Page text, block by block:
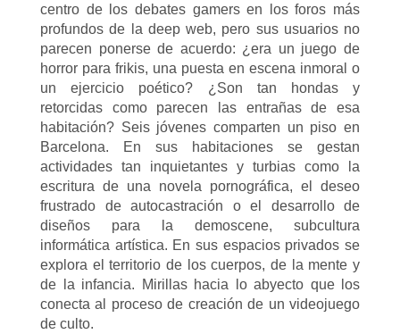
centro de los debates gamers en los foros más
profundos de la deep web, pero sus usuarios no
parecen ponerse de acuerdo: ¿era un juego de
horror para frikis, una puesta en escena inmoral o
un ejercicio poético? ¿Son tan hondas y
retorcidas como parecen las entrañas de esa
habitación? Seis jóvenes comparten un piso en
Barcelona. En sus habitaciones se gestan
actividades tan inquietantes y turbias como la
escritura de una novela pornográfica, el deseo
frustrado de autocastración o el desarrollo de
diseños para la demoscene, subcultura
informática artística. En sus espacios privados se
explora el territorio de los cuerpos, de la mente y
de la infancia. Mirillas hacia lo abyecto que los
conecta al proceso de creación de un videojuego
de culto.